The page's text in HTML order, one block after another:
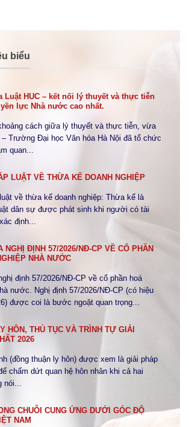
biểu
Luật HUC – kết nối lý thuyết và thực tiễn
lực Nhà nước cao nhất.
cách giữa lý thuyết và thực tiễn, vừa
– Trường Đại học Văn hóa Hà Nội đã tổ chức
quan...
LUẬT VỀ THỪA KẾ DOANH NGHIỆP
về thừa kế doanh nghiệp: Thừa kế là
dân sự được phát sinh khi người có tài
định...
NGHỊ ĐỊNH 57/2026/NĐ-CP VỀ CỔ PHẦN
NHÀ NƯỚC
định 57/2026/NĐ-CP về cổ phần hoá
nước. Nghị định 57/2026/NĐ-CP (có hiệu
được coi là bước ngoặt quan trọng...
HÔN, THỦ TỤC VÀ TRÌNH TỰ GIẢI
2026
(đồng thuận ly hôn) được xem là giải pháp
chấm dứt quan hệ hôn nhân khi cả hai
CHUỖI CUNG ỨNG DƯỚI GÓC ĐỘ
NAM